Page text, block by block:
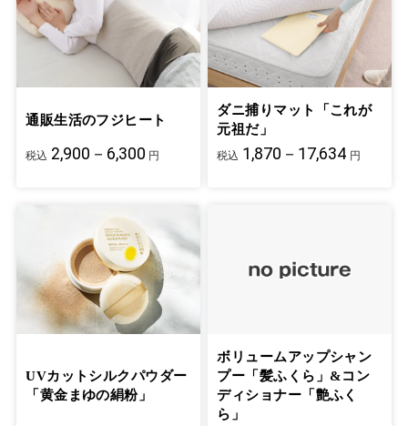
通販生活のフジヒート
税込 2,900－6,300 円
ダニ捕りマット「これが
元祖だ」
税込 1,870－17,634 円
UVカットシルクパウダー
「黄金まゆの絹粉」
ボリュームアップシャン
プー「髪ふくら」&コン
ディショナー「艶ふく
ら」